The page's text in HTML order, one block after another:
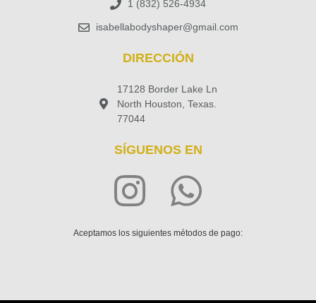
1 (832) 526-4934
isabellabodyshaper@gmail.com
DIRECCIÓN
17128 Border Lake Ln
North Houston, Texas.
77044
SÍGUENOS EN
Aceptamos los siguientes métodos de pago: